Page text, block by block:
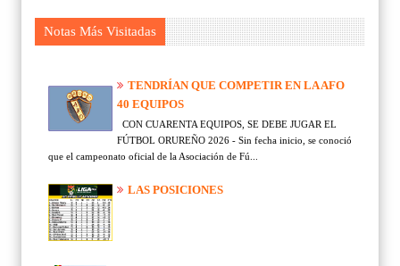
Notas Más Visitadas
TENDRÍAN QUE COMPETIR EN LA AFO
40 EQUIPOS
CON CUARENTA EQUIPOS, SE DEBE JUGAR EL
FÚTBOL ORUREÑO 2026 - Sin fecha inicio, se conoció
que el campeonato oficial de la Asociación de Fú...
LAS POSICIONES